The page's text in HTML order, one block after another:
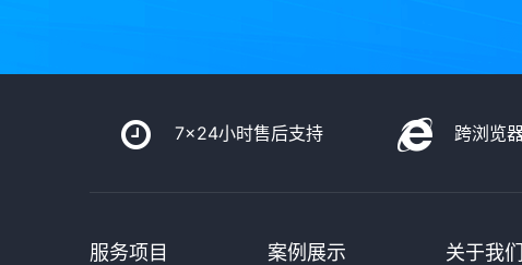
7x24小时售后支持 跨浏览
服务项目 案例展示 关于我们